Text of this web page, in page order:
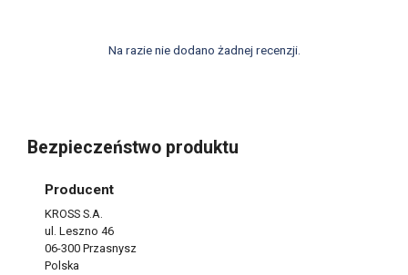
Na razie nie dodano żadnej recenzji.
Bezpieczeństwo produktu
Producent
KROSS S.A.
ul. Leszno 46
06-300 Przasnysz
Polska